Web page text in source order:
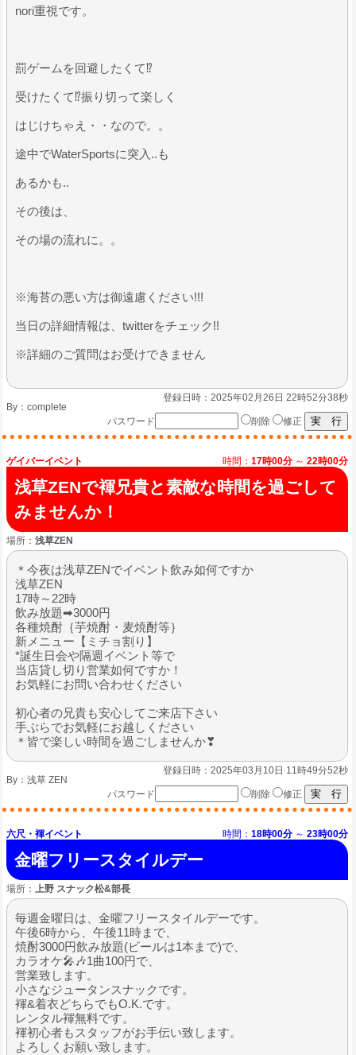
nori重視です。
罰ゲームを回避したくて⁉
受けたくて⁉振り切って楽しく
はじけちゃえ・・なので。。
途中でWaterSportsに突入..も
あるかも..
その後は、
その場の流れに。。
​※海苔の悪い方は御遠慮ください!!!
当日の詳細情報は、twitterをチェック!!
※詳細のご質問はお受けできません
登録日時：2025年02月26日 22時52分38秒
By： complete
パスワード
削除 修正
ゲイバーイベント 時間： 17時00分 ～ 22時00分
浅草ZENで褌兄貴と素敵な時間を過ごして
みませんか！
場所： 浅草ZEN
＊今夜は浅草ZENでイベント飲み如何ですか
浅草ZEN
17時～22時
飲み放題➡3000円
各種焼酎｛芋焼酎・麦焼酎等｝
新メニュー【ミチョ割り】
*誕生日会や隔週イベント等で
当店貸し切り営業如何ですか！
お気軽にお問い合わせください
初心者の兄貴も安心してご来店下さい
手ぶらでお気軽にお越しください
＊皆で楽しい時間を過ごしませんか❣
登録日時：2025年03月10日 11時49分52秒
By： 浅草 ZEN
パスワード
削除 修正
六尺・褌イベント 時間： 18時00分 ～ 23時00分
金曜フリースタイルデー
場所： 上野 スナック松&部長
毎週金曜日は、金曜フリースタイルデーです。
午後6時から、午後11時まで、
焼酎3000円飲み放題(ビールは1本まで)で、
カラオケ🎤🎶1曲100円で、
営業致します。
小さなジュータンスナックです。
褌&着衣どちらでもO.K.です。
レンタル褌無料です。
褌初心者もスタッフがお手伝い致します。
よろしくお願い致します。